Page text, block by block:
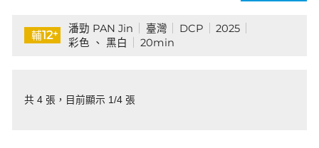
輔12+ 潘勁 PAN Jin 臺灣 DCP
2025
彩色 、 黑白
20min
共 4 張，目前顯示 1/4 張